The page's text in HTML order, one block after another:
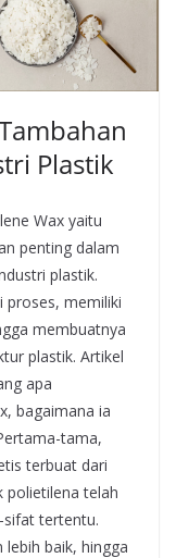
Plastik
Wax yaitu
penting dalam
plastik.
proses, memiliki
membuatnya
plastik. Artikel
apa
bagaimana ia
tama,
terbuat dari
polietilena telah
tertentu.
baik, hingga